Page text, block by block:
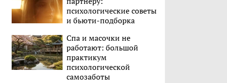
психологические советы
и бьюти-подборка
Спа и масочки не
работают: большой
практикум
психологической
самозаботы